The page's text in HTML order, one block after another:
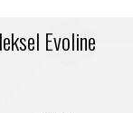
Evoline